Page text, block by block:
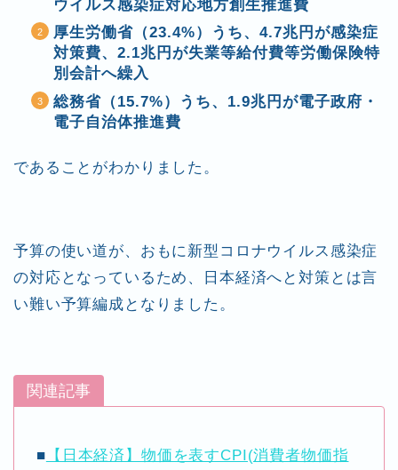
ウイルス感染症対応地方創生推進費
厚生労働省（23.4%）うち、4.7兆円が感染症
対策費、2.1兆円が失業等給付費等労働保険特
別会計へ繰入
総務省（15.7%）うち、1.9兆円が電子政府・
電子自治体推進費
であることがわかりました。
予算の使い道が、おもに新型コロナウイルス感染症
の対応となっているため、日本経済へと対策とは言
い難い予算編成となりました。
関連記事
■ 【日本経済】物価を表すCPI(消費者物価指